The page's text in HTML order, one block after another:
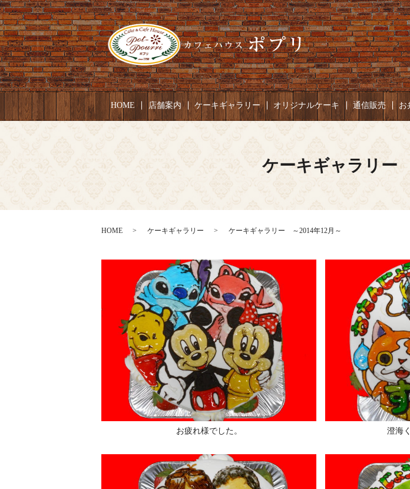
HOME 店舗案内 ケーキギャラリー オリジナルケーキ 通信販売 お
ケーキギャラリー
HOME ケーキギャラリー ケーキギャラリー ～2014年12月～
お疲れ様でした。 澄海